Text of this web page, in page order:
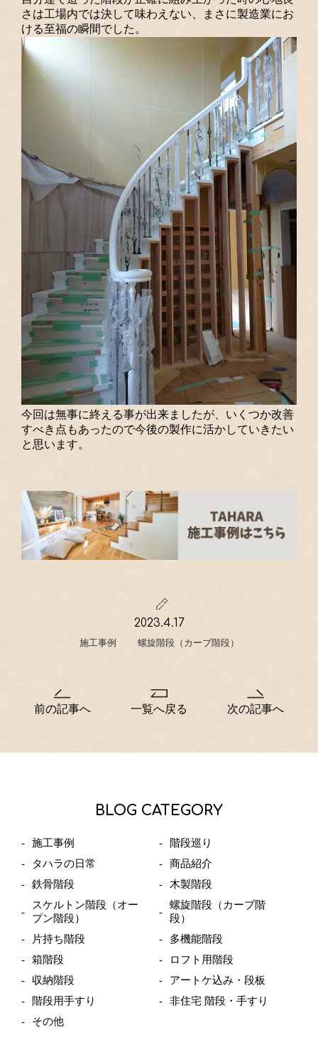
さは工場内では決して味わえない、まさに製造業にお
ける至福の瞬間でした。
今回は無事に終える事が出来ましたが、いくつか改善
すべき点もあったので今後の製作に活かしていきたい
と思います。
2023.4.17
施工事例 螺旋階段（カーブ階段）
前の記事へ 一覧へ戻る 次の記事へ
BLOG CATEGORY
施工事例
階段巡り
タハラの日常
商品紹介
鉄骨階段
木製階段
スケルトン階段（オー
プン階段）
螺旋階段（カーブ階
段）
片持ち階段
多機能階段
箱階段
ロフト用階段
収納階段
アートケ込み・段板
階段用手すり
非住宅 階段・手すり
その他